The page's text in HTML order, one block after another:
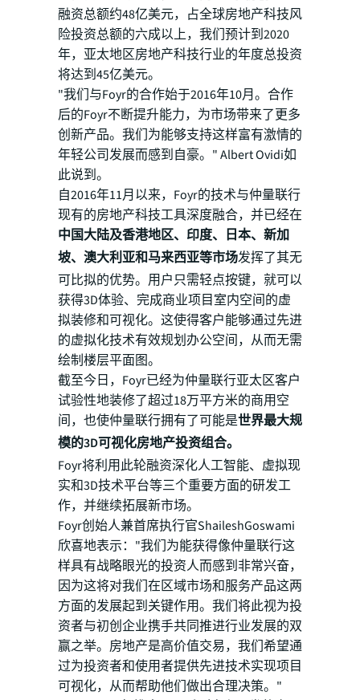
融资总额约48亿美元，占全球房地产科技风
险投资总额的六成以上，我们预计到2020
年，亚太地区房地产科技行业的年度总投资
将达到45亿美元。
"我们与Foyr的合作始于2016年10月。合作
后的Foyr不断提升能力，为市场带来了更多
创新产品。我们为能够支持这样富有激情的
年轻公司发展而感到自豪。" Albert Ovidi如
此说到。
自2016年11月以来，Foyr的技术与仲量联行
现有的房地产科技工具深度融合，并已经在
中国大陆及香港地区、印度、日本、新加
坡、澳大利亚和马来西亚等市场发挥了其无
可比拟的优势。用户只需轻点按键，就可以
获得3D体验、完成商业项目室内空间的虚
拟装修和可视化。这使得客户能够通过先进
的虚拟化技术有效规划办公空间，从而无需
绘制楼层平面图。
截至今日，Foyr已经为仲量联行亚太区客户
试验性地装修了超过18万平方米的商用空
间，也使仲量联行拥有了可能是世界最大规
模的3D可视化房地产投资组合。
Foyr将利用此轮融资深化人工智能、虚拟现
实和3D技术平台等三个重要方面的研发工
作，并继续拓展新市场。
Foyr创始人兼首席执行官ShaileshGoswami
欣喜地表示："我们为能获得像仲量联行这
样具有战略眼光的投资人而感到非常兴奋，
因为这将对我们在区域市场和服务产品这两
方面的发展起到关键作用。我们将此视为投
资者与初创企业携手共同推进行业发展的双
赢之举。房地产是高价值交易，我们希望通
过为投资者和使用者提供先进技术实现项目
可视化，从而帮助他们做出合理决策。"